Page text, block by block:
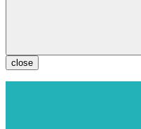
close